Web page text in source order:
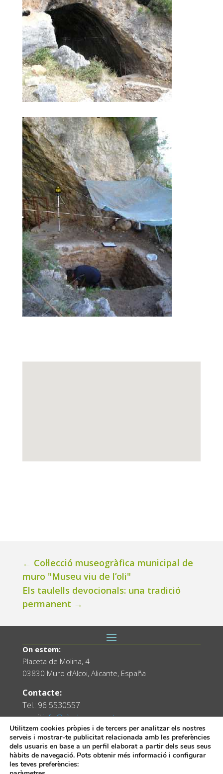
← Col·lecció museogràfica municipal de
muro "Museu viu de l’oli"
Els taulells devocionals: una tradició
permanent →
On estem:
Placeta de Molina, 4
03830 Muro d’Alcoi, Alicante, España
Contacte:
Tel.: 96 5530557
email:info@vilademuro.net
Utilitzem cookies pròpies i de tercers per analitzar els nostres
serveis i mostrar-te publicitat relacionada amb les preferències
dels usuaris en base a un perfil elaborat a partir dels seus seus
hàbits de navegació. Pots obtenir més informació i configurar
les teves preferències: